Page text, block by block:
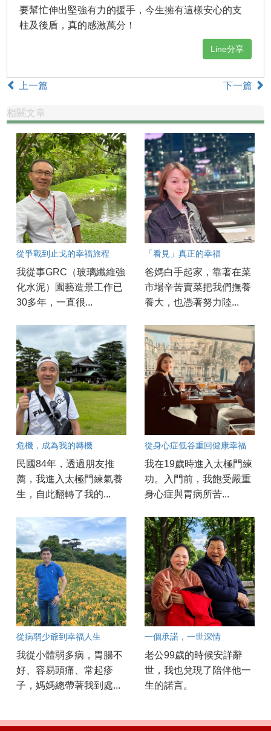
要幫忙伸出堅強有力的援手，今生擁有這樣安心的支
柱及後盾，真的感激萬分！
Line分享
上一篇 下一篇
相關文章
從爭戰到止戈的幸福旅程
我從事GRC（玻璃纖維強
化水泥）園藝造景工作已
30多年，一直很...
「看見」真正的幸福
爸媽白手起家，靠著在菜
市場辛苦賣菜把我們撫養
養大，也憑著努力陸...
危機，成為我的轉機
民國84年，透過朋友推
薦，我進入太極門練氣養
生，自此翻轉了我的...
從身心症低谷重回健康幸福
我在19歲時進入太極門練
功。入門前，我飽受嚴重
身心症與胃病所苦...
從病弱少爺到幸福人生
我從小體弱多病，胃腸不
好、容易頭痛、常起疹
子，媽媽總帶著我到處...
一個承諾，一世深情
老公99歲的時候安詳辭
世，我也兌現了陪伴他一
生的諾言。